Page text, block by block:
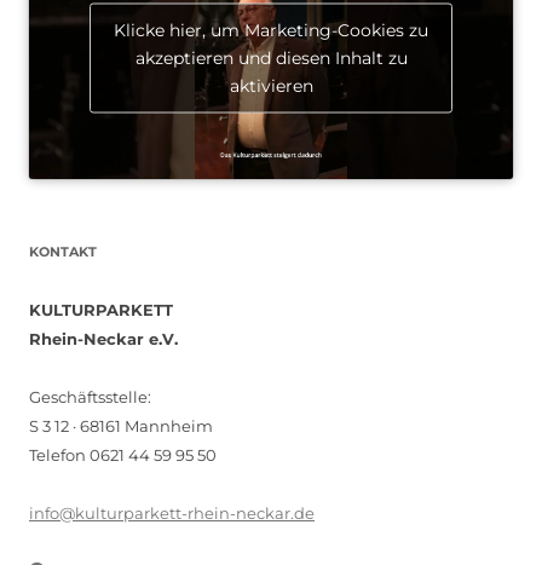
Klicke hier, um Marketing-Cookies zu
akzeptieren und diesen Inhalt zu
aktivieren
KONTAKT
KULTURPARKETT
Rhein-Neckar e.V.
Geschäftsstelle:
S 3 12 · 68161 Mannheim
Telefon 0621 44 59 95 50
info@kulturparkett-rhein-neckar.de